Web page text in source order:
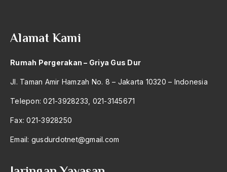
Anak ibrahim
Andi Mallarangeng
Andre Gide
Alamat Kami
Rumah Pergerakan – Griya Gus Dur
Jl. Taman Amir Hamzah No. 8 – Jakarta 10320 – Indonesia
Telepon: 021-3928233, 021-3145671
Fax: 021-3928250
Email: gusdurdotnet@gmail.com